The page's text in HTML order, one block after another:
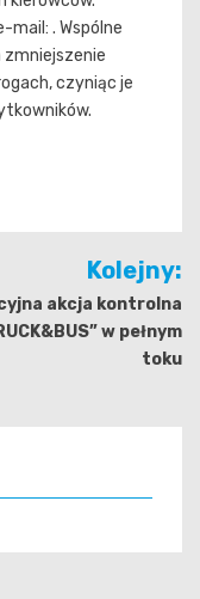
mail: . Wspólne
zmniejszenie
czyniąc je
Kolejny:
akcja kontrolna
w pełnym
toku